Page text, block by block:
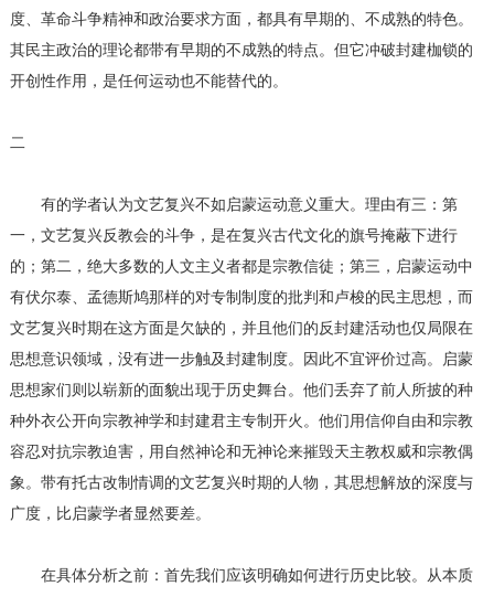
度、革命斗争精神和政治要求方面，都具有早期的、不成熟的特色。
其民主政治的理论都带有早期的不成熟的特点。但它冲破封建枷锁的
开创性作用，是任何运动也不能替代的。
二
有的学者认为文艺复兴不如启蒙运动意义重大。理由有三：第
一，文艺复兴反教会的斗争，是在复兴古代文化的旗号掩蔽下进行
的；第二，绝大多数的人文主义者都是宗教信徒；第三，启蒙运动中
有伏尔泰、孟德斯鸠那样的对专制制度的批判和卢梭的民主思想，而
文艺复兴时期在这方面是欠缺的，并且他们的反封建活动也仅局限在
思想意识领域，没有进一步触及封建制度。因此不宜评价过高。启蒙
思想家们则以崭新的面貌出现于历史舞台。他们丢弃了前人所披的种
种外衣公开向宗教神学和封建君主专制开火。他们用信仰自由和宗教
容忍对抗宗教迫害，用自然神论和无神论来摧毁天主教权威和宗教偶
象。带有托古改制情调的文艺复兴时期的人物，其思想解放的深度与
广度，比启蒙学者显然要差。
在具体分析之前：首先我们应该明确如何进行历史比较。从本质